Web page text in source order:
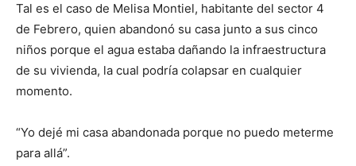
Tal es el caso de Melisa Montiel, habitante del sector 4
de Febrero, quien abandonó su casa junto a sus cinco
niños porque el agua estaba dañando la infraestructura
de su vivienda, la cual podría colapsar en cualquier
momento.
“Yo dejé mi casa abandonada porque no puedo meterme
para allá”.